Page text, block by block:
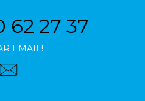
62 27 37
EMAIL!